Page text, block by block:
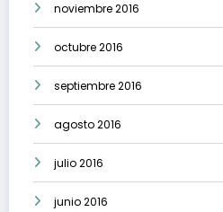
noviembre 2016
octubre 2016
septiembre 2016
agosto 2016
julio 2016
junio 2016